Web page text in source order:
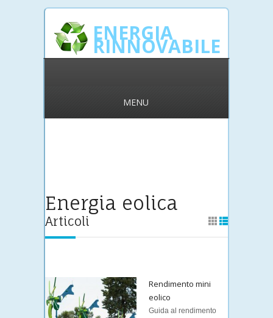
ENERGIA
RINNOVABILE
MENU
Energia eolica
Articoli
Rendimento mini
eolico
Guida al rendimento